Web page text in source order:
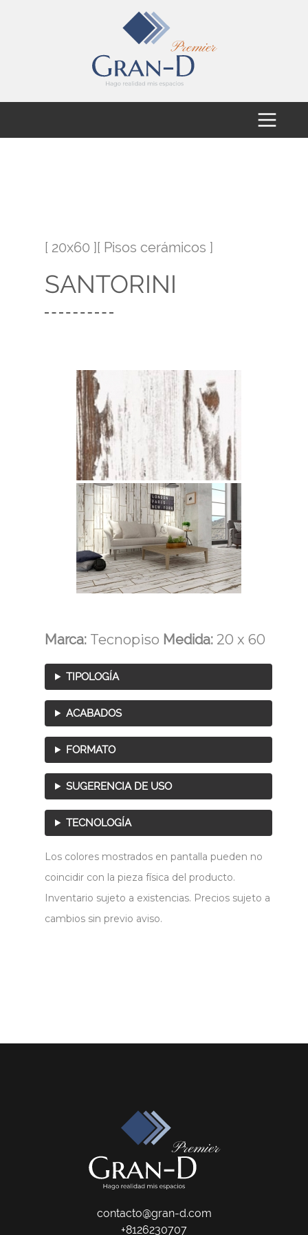
[ 20x60 ][ Pisos cerámicos ]
SANTORINI
Marca: Tecnopiso Medida: 20 x 60
TIPOLOGÍA
ACABADOS
FORMATO
SUGERENCIA DE USO
TECNOLOGÍA
Los colores mostrados en pantalla pueden no
coincidir con la pieza física del producto.
Inventario sujeto a existencias. Precios sujeto a
cambios sin previo aviso.
contacto@gran-d.com
+8126230707